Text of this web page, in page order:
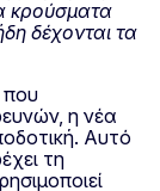
κρούσματα
δέχονται τα
που
η νέα
Αυτό
τη